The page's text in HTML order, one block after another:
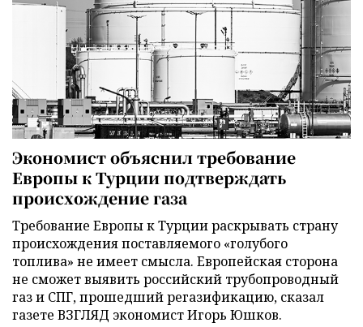
Экономист объяснил требование
Европы к Турции подтверждать
происхождение газа
Требование Европы к Турции раскрывать страну
происхождения поставляемого «голубого
топлива» не имеет смысла. Европейская сторона
не сможет выявить российский трубопроводный
газ и СПГ, прошедший регазификацию, сказал
газете ВЗГЛЯД экономист Игорь Юшков.